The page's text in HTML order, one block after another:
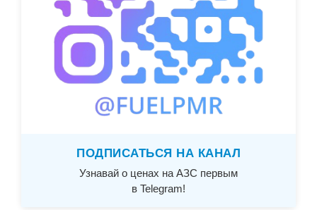
ПОДПИСАТЬСЯ НА КАНАЛ
Узнавай о ценах на АЗС первым
в Telegram!